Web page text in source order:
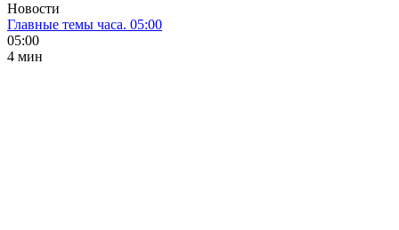
Новости
Главные темы часа. 05:00
05:00
4 мин